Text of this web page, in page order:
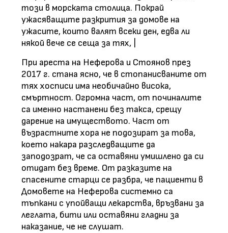
този в морската столица. Покрай
ужасяващите разкрития за домове на
ужасите, които валят всеки ден, едва ли
някой вече се сеща за тях, |
При ареста на Неферова и Стоянов през
2017 г. стана ясно, че в стопанисваните от
тях хосписи има необичайно висока,
смъртност. Огромна част, от починалите
са именно настанени без такса, срещу
дарение на имуществото. Част от
възрастните хора не подозират за това,
което накара разследващите да
заподозрат, че са оставяни умишлено да си
отидат без време. От разказите на
спасените старци се разбра, че пациенти в
Домовете на Неферова системно са
тъпкани с упойващи лекарства, връзвани за
леглата, бити или оставяни гладни за
наказание, че не слушат.